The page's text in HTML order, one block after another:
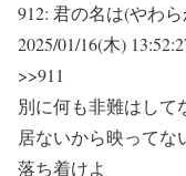
912: 君の名は(やわら
2025/01/16(木)
>>911
別に何も非難はして
居ないから映ってな
落ち着けよ